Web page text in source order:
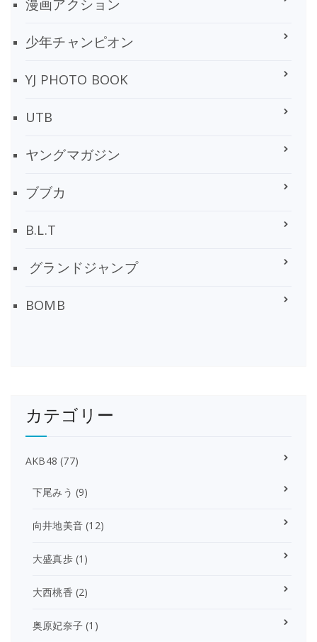
漫画アクション
少年チャンピオン
YJ PHOTO BOOK
UTB
ヤングマガジン
ブブカ
B.L.T
グランドジャンプ
BOMB
カテゴリー
AKB48 (77)
下尾みう (9)
向井地美音 (12)
大盛真歩(1)
大西桃香 (2)
奥原妃奈子 (1)